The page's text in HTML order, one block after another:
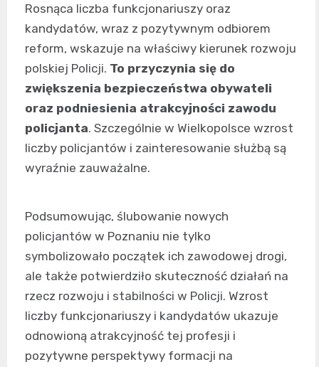
Rosnąca liczba funkcjonariuszy oraz
kandydatów, wraz z pozytywnym odbiorem
reform, wskazuje na właściwy kierunek rozwoju
polskiej Policji. To przyczynia się do
zwiększenia bezpieczeństwa obywateli
oraz podniesienia atrakcyjności zawodu
policjanta. Szczególnie w Wielkopolsce wzrost
liczby policjantów i zainteresowanie służbą są
wyraźnie zauważalne.
Podsumowując, ślubowanie nowych
policjantów w Poznaniu nie tylko
symbolizowało początek ich zawodowej drogi,
ale także potwierdziło skuteczność działań na
rzecz rozwoju i stabilności w Policji. Wzrost
liczby funkcjonariuszy i kandydatów ukazuje
odnowioną atrakcyjność tej profesji i
pozytywne perspektywy formacji na